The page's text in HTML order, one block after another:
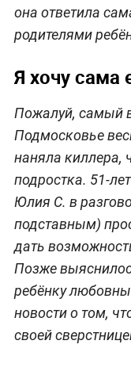
она ответила
родителями
Я хочу сама
Пожалуй, самый
Подмосковье
наняла киллера,
подростка. 51-
Юлия С. в
подставным)
дать
Позже
ребёнку
новости о том,
своей